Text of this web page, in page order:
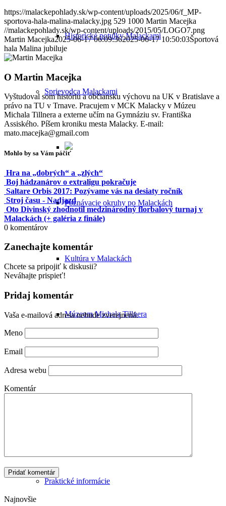
Historické potulky Malackami
Sprievodca Malackami
Poznávacie okruhy po Malackách
Kultúra v Malackách
Múzeum Michala Tillnera
Praktické informácie
https://malackepohlady.sk/wp-content/uploads/2025/06/f_MP-
sportova-hala-malina-malacky.jpg 529 1000 Martin Macejka
//malackepohlady.sk/wp-content/uploads/2015/05/LOGO7.png
Martin Macejka2025-06-17 06:09:362025-06-17 10:50:03Športová
hala Malina jubiluje
O Martin Macejka
Vyštudoval som históriu a občiansku výchovu na UK v Bratislave a
právo na TU v Trnave. Pracujem v MCK Malacky v Múzeu
Michala Tillnera a externe učím na Gymnáziu sv. Františka
Assiského. Píšem kroniku mesta Malacky. E-mail:
mato.macejka@gmail.com
Mohlo by sa Vám páčiť
Hra na „dobrých“ a „zlých“
Boj hádzanárov o extraligu pokračuje
Saltare Orbis 2017: Pozývame vás na desiaty ročník
Stroj času - Nadjazd
Oto Divinský zhodnotil medzinárodný florbalový turnaj v
Malackách (+ galéria z finále)
0 komentárov
Zanechajte komentár
Chcete sa pripojiť k diskusii?
Neváhajte prispieť!
Pridaj komentár
Vaša e-mailová adresa nebude zverejnená.
Meno
Email
Adresa webu
Komentár
Najnovšie